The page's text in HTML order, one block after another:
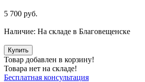
5 700 руб.
Наличие: На складе в Благовещенске
Купить
Товар добавлен в корзину!
Товара нет на складе!
Бесплатная консультация